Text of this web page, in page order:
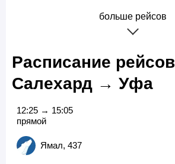
больше рейсов
Расписание рейсов
Салехард → Уфа
12:25 → 15:05
прямой
Ямал, 437